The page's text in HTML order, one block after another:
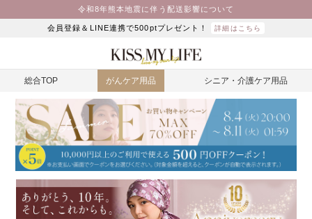
令和8年熊本地震に伴う配送影響について
会員登録＆LINE連携で500ptプレゼント！ 詳細はこちら
総合TOP がんケア用品 シニア・介護ケア用品